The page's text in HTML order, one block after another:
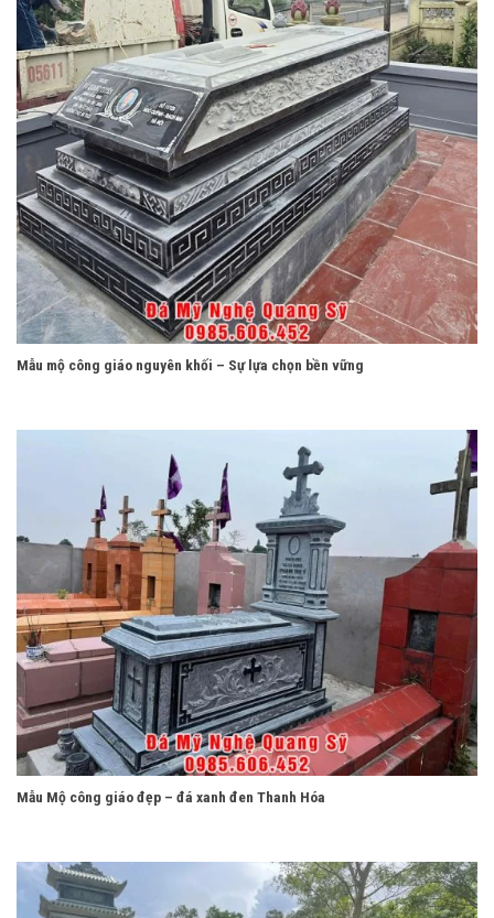
Mẫu mộ công giáo nguyên khối – Sự lựa chọn bền vững
Mẫu Mộ công giáo đẹp – đá xanh đen Thanh Hóa